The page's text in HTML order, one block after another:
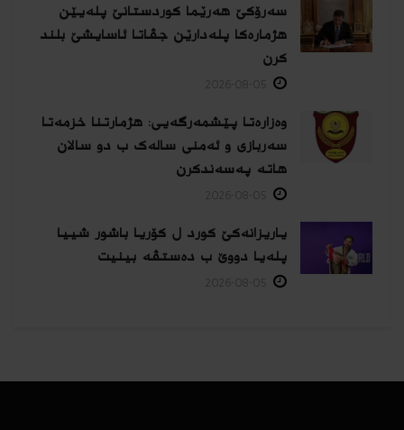
سەرۆکێ هەرێما کوردستانێ پلەیێن
هژمارەكا پلەدارێن جڤاتا ئاسایشێ بلند
كرن
وەزارەتا پێشمەرگەیی: هژمارتنا خزمەتا
سەربازی و ئەمنی سالەک ب دو سالان
هاتە پەسەندكرن
یاریزانەكێ کورد ل کۆریا باشور شییا
پلەیا دووێ ب دەستڤە بینیت